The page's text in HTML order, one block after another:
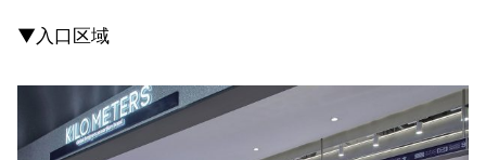
▼入口区域